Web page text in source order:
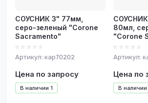
СОУСНИК 3" 77мм,
серо-зеленый "Corone
Sacramento"
Артикул: кар70202
В наличии 1
Цена по запросу
80мл,
"Corone
Артикул:
В наличии
Цена по